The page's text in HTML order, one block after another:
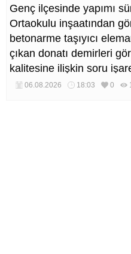
Genç ilçesinde yapımı
Ortaokulu inşaatından
betonarme taşıyıcı
çıkan donatı demirleri
kalitesine ilişkin soru
kurumların teknik
06.08.2026 18:03 0